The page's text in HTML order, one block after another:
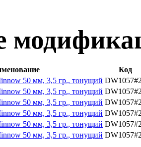
Код
50 мм, 3,5 гр., тонущий
50 мм, 3,5 гр., тонущий
50 мм, 3,5 гр., тонущий
50 мм, 3,5 гр., тонущий
50 мм, 3,5 гр., тонущий
50 мм, 3,5 гр., тонущий